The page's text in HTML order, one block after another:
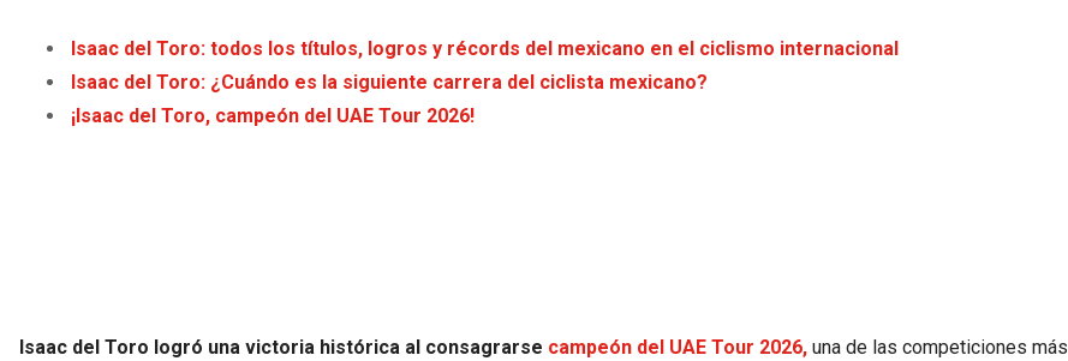
Isaac del Toro: todos los títulos, logros y récords del mexicano en el ciclismo internacional
Isaac del Toro: ¿Cuándo es la siguiente carrera del ciclista mexicano?
¡Isaac del Toro, campeón del UAE Tour 2026!
Isaac del Toro logró una victoria histórica al consagrarse campeón del UAE Tour 2026, una de las competiciones más